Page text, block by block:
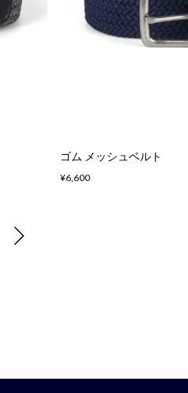
ゴム メッシュベルト
¥6,600